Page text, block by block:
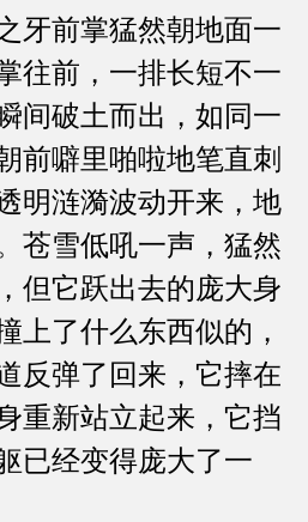
前掌猛然朝地面一
往前，一排长短不一
间破土而出，如同一
前噼里啪啦地笔直刺
明涟漪波动开来，地
苍雪低吼一声，猛然
但它跃出去的庞大身
上了什么东西似的，
反弹了回来，它摔在
重新站立起来，它挡
已经变得庞大了一